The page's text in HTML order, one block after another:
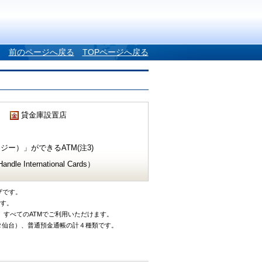
前のページへ戻る TOPページへ戻る
貸金庫設置店
ー）」ができるATM(注3)
International Cards）
す。
。
べてのATMでご利用いただけます。
台）、普通預金通帳の計４種類です。